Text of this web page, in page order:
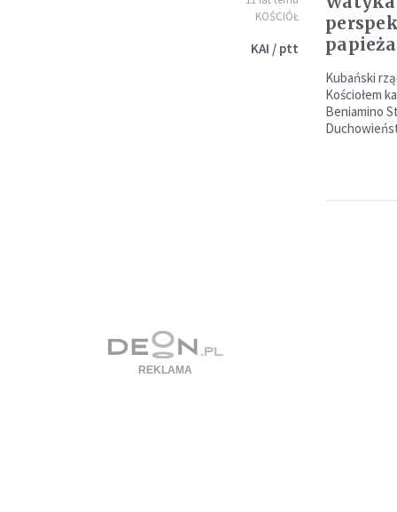
KOŚCIÓŁ
KAI / ptt
papieża
Kubański
Kościołem
Beniamino